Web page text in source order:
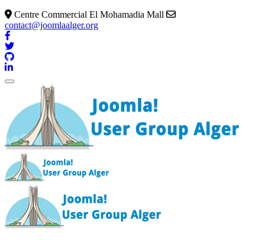
Centre Commercial El Mohamadia Mall
contact@joomlaalger.org